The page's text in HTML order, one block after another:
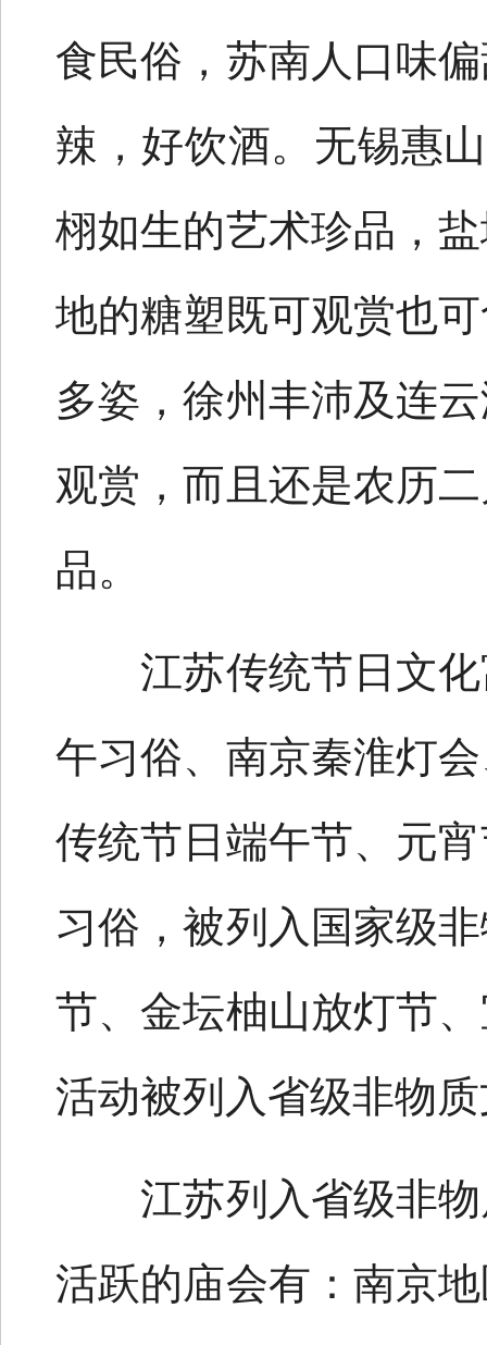
食民俗，苏南人口味
辣，好饮酒。无锡惠
栩如生的艺术珍品，
地的糖塑既可观赏也
多姿，徐州丰沛及连
观赏，而且还是农历
品。
江苏传统节日文化
午习俗、南京秦淮灯
传统节日端午节、元
习俗，被列入国家级
节、金坛柚山放灯节
活动被列入省级非物
江苏列入省级非物
活跃的庙会有：南京